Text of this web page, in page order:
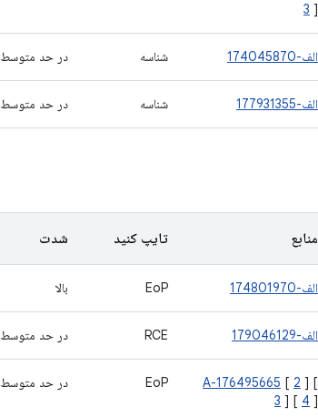
3 ]
الف-174045870 شناسه در حد متوسط
الف-177931355 شناسه در حد متوسط
منابع تایپ کنید شدت
الف-174801970 EoP بالا
الف-179046129 RCE در حد متوسط
A-176495665 [ 2 ] [
3 ] [ 4 ]
EoP در حد متوسط